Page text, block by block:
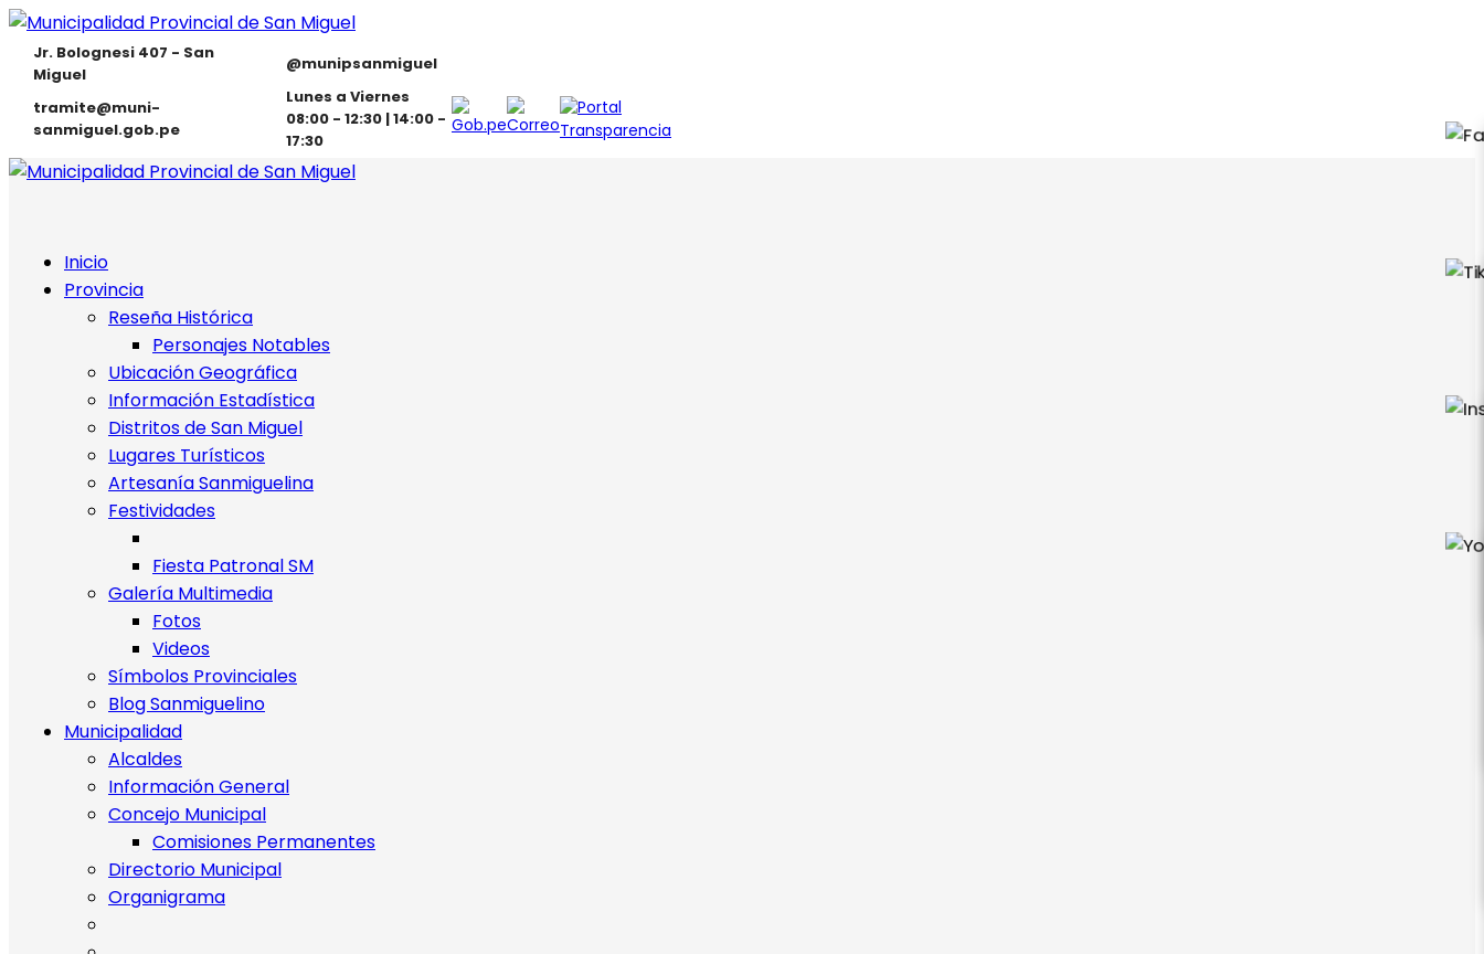
Jr. Bolognesi 407 - San
Miguel
@munipsanmiguel
tramite@muni-
sanmiguel.gob.pe
Lunes a Viernes
08:00 - 12:30 | 14:00 -
17:30
Inicio
Provincia
Reseña Histórica
Personajes Notables
Ubicación Geográfica
Información Estadística
Distritos de San Miguel
Lugares Turísticos
Artesanía Sanmiguelina
Festividades
Fiesta Patronal SM
Galería Multimedia
Fotos
Videos
Símbolos Provinciales
Blog Sanmiguelino
Municipalidad
Alcaldes
Información General
Concejo Municipal
Comisiones Permanentes
Directorio Municipal
Organigrama